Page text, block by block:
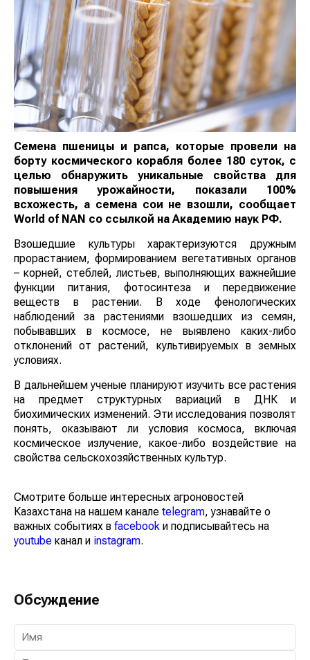
Семена пшеницы и рапса, которые провели на
борту космического корабля более 180 суток, с
целью обнаружить уникальные свойства для
повышения урожайности, показали 100%
всхожесть, а семена сои не взошли, сообщает
World of NAN со ссылкой на Академию наук РФ.
Взошедшие культуры характеризуются дружным
прорастанием, формированием вегетативных органов
– корней, стеблей, листьев, выполняющих важнейшие
функции питания, фотосинтеза и передвижение
веществ в растении. В ходе фенологических
наблюдений за растениями взошедших из семян,
побывавших в космосе, не выявлено каких-либо
отклонений от растений, культивируемых в земных
условиях.⠀
В дальнейшем ученые планируют изучить все растения
на предмет структурных вариаций в ДНК и
биохимических изменений. Эти исследования позволят
понять, оказывают ли условия космоса, включая
космическое излучение, какое-либо воздействие на
свойства сельскохозяйственных культур.⠀
Смотрите больше интересных агроновостей
Казахстана на нашем канале telegram, узнавайте о
важных событиях в facebook и подписывайтесь на
youtube канал и instagram.
Обсуждение